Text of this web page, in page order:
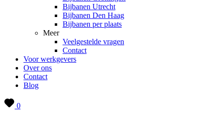
Bijbanen Utrecht
Bijbanen Den Haag
Bijbanen per plaats
Meer
Veelgestelde vragen
Contact
Voor werkgevers
Over ons
Contact
Blog
0